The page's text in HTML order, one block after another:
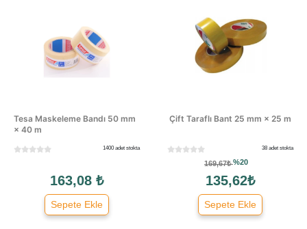
Tesa Maskeleme Bandı 50 mm
× 40 m
1400 adet stokta
163,08 ₺
Sepete Ekle
Çift Taraflı Bant 25 mm × 25 m
38 adet stokta
169,67₺%20
135,62₺
Sepete Ekle